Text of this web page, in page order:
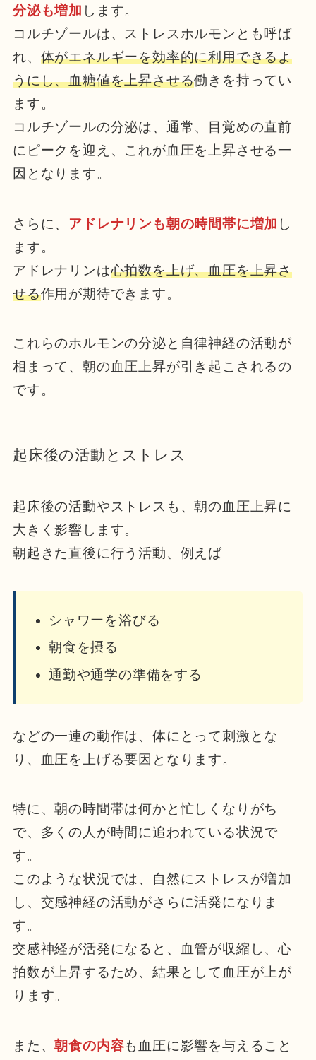
分泌も増加 します。
コルチゾールは、ストレスホルモンとも呼ば
れ、 体がエネルギーを効率的に利用できるよ
うにし、血糖値を上昇させる働きを持ってい
ます。
コルチゾールの分泌は、通常、目覚めの直前
にピークを迎え、これが血圧を上昇させる一
因となります。
さらに、 アドレナリンも朝の時間帯に増加 し
ます。
アドレナリンは心拍数を上げ、血圧を上昇さ
せる作用が期待できます。
これらのホルモンの分泌と自律神経の活動が
相まって、朝の血圧上昇が引き起こされるの
です。
起床後の活動とストレス
起床後の活動やストレスも、朝の血圧上昇に
大きく影響します。
朝起きた直後に行う活動、例えば
シャワーを浴びる
朝食を摂る
通勤や通学の準備をする
などの一連の動作は、体にとって刺激とな
り、血圧を上げる要因となります。
特に、朝の時間帯は何かと忙しくなりがち
で、多くの人が時間に追われている状況で
す。
このような状況では、自然にストレスが増加
し、交感神経の活動がさらに活発になりま
す。
交感神経が活発になると、血管が収縮し、心
拍数が上昇するため、結果として血圧が上が
ります。
また、朝食の内容も血圧に影響を与えること